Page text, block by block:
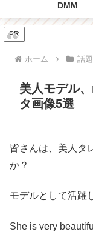
DMM
PR
ホーム 話題
美人モデル
タ画像5選
皆さんは、美人タ
か？
モデルとして活躍
She is very